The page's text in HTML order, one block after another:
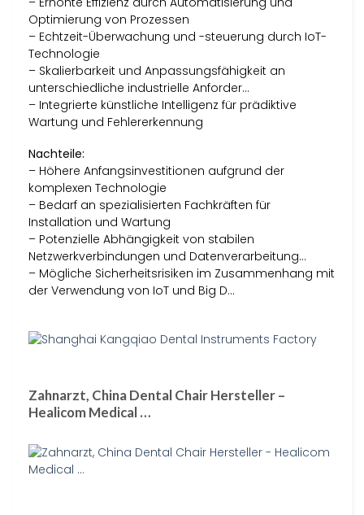
Optimierung von Prozessen
– Echtzeit-Überwachung und -steuerung durch IoT-
Technologie
– Skalierbarkeit und Anpassungsfähigkeit an
unterschiedliche industrielle Anforder…
– Integrierte künstliche Intelligenz für prädiktive
Wartung und Fehlererkennung
Nachteile:
– Höhere Anfangsinvestitionen aufgrund der
komplexen Technologie
– Bedarf an spezialisierten Fachkräften für
Installation und Wartung
– Potenzielle Abhängigkeit von stabilen
Netzwerkverbindungen und Datenverarbeitung…
– Mögliche Sicherheitsrisiken im Zusammenhang mit
der Verwendung von IoT und Big D…
Zahnarzt, China Dental Chair Hersteller –
Healicom Medical …